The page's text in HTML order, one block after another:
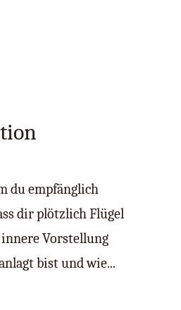
du empfänglich
dir plötzlich Flügel
Vorstellung
bist und wie...